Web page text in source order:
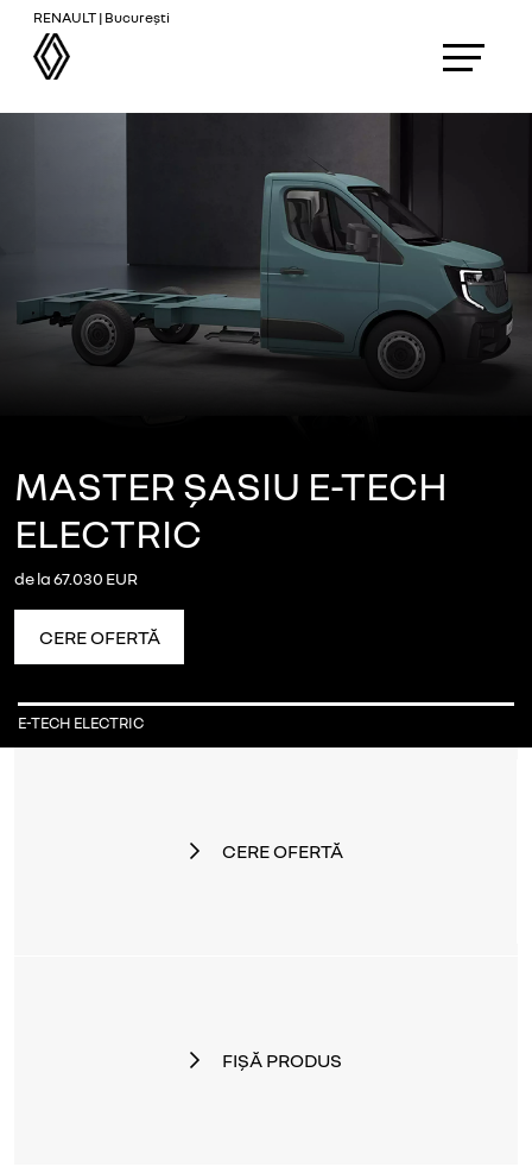
RENAULT | București
MASTER ȘASIU E-TECH
ELECTRIC
de la 67.030 EUR
CERE OFERTĂ
E-TECH ELECTRIC
CERE OFERTĂ
FIȘĂ PRODUS